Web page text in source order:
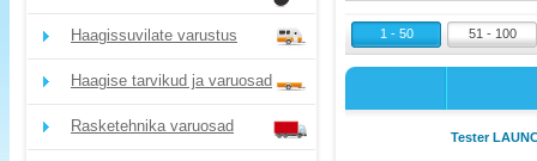
Haagissuvilate varustus
Haagise tarvikud ja varuosad
Rasketehnika varuosad
1 - 50 51 - 100
Tester